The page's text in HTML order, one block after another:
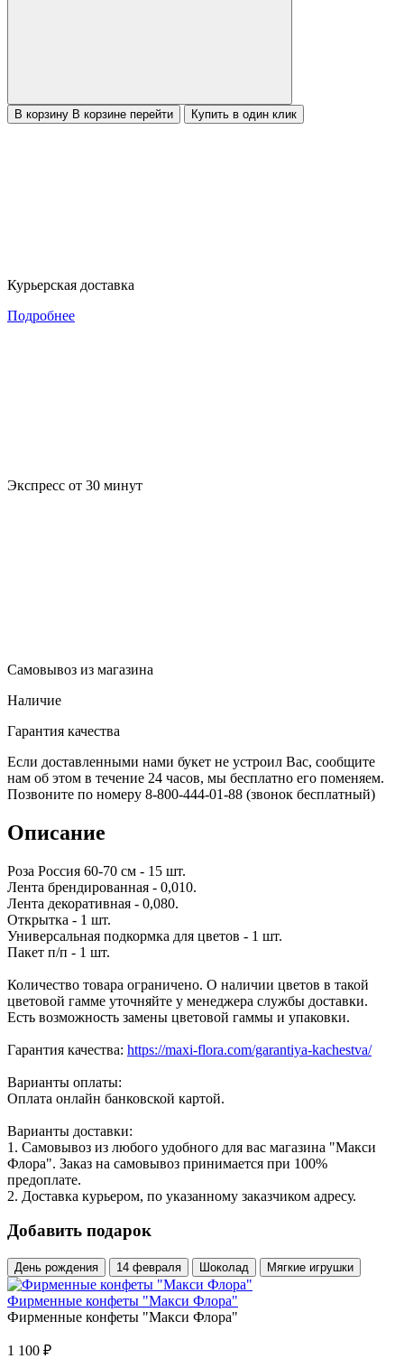
В корзину В корзине перейти Купить в один клик
Курьерская доставка
Подробнее
Экспресс от 30 минут
Самовывоз из магазина
Наличие
Гарантия качества
Если доставленными нами букет не устроил Вас, сообщите
нам об этом в течение 24 часов, мы бесплатно его поменяем.
Позвоните по номеру 8-800-444-01-88 (звонок бесплатный)
Описание
Роза Россия 60-70 см - 15 шт.
Лента брендированная - 0,010.
Лента декоративная - 0,080.
Открытка - 1 шт.
Универсальная подкормка для цветов - 1 шт.
Пакет п/п - 1 шт.
Количество товара ограничено. О наличии цветов в такой
цветовой гамме уточняйте у менеджера службы доставки.
Есть возможность замены цветовой гаммы и упаковки.
Гарантия качества: https://maxi-flora.com/garantiya-kachestva/
Варианты оплаты:
Оплата онлайн банковской картой.
Варианты доставки:
1. Самовывоз из любого удобного для вас магазина "Макси
Флора". Заказ на самовывоз принимается при 100%
предоплате.
2. Доставка курьером, по указанному заказчиком адресу.
Добавить подарок
День рождения 14 февраля Шоколад Мягкие игрушки
Фирменные конфеты "Макси Флора"
Фирменные конфеты "Макси Флора"
1 100 ₽